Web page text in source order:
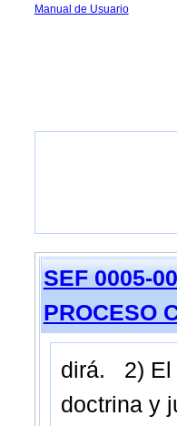
Manual de Usuario
SEF 0005-
PROCESO
dirá. 2) El
doctrina y